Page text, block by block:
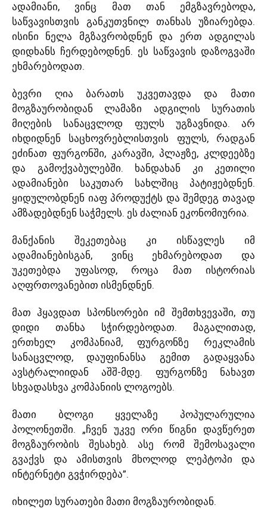
ადამიანი, ვინც მათ თან ემგზავრებოდა,
საწვავისთვის განკუთვნილ თანხას უზიარებდა.
ისინი ნელა მგზავრობდნენ და ერთ ადგილას
დიდხანს ჩერდებოდნენ. ეს საწვავის დაზოგვაში
ეხმარებოდათ.
ბევრი ღია ბარათს უკვეთავდა და მათი
მოგზაურობიდან ლამაზი ადგილის სურათის
მიღების სანაცვლოდ ფულს უგზავნიდა. არ
იხდიდნენ საცხოვრებლისთვის ფულს, რადგან
ეძინათ ფურგონში, კარავში, პლაჟზე, კლდეებზე
და გამოქვაბულებში. ხანდახან კი კეთილი
ადამიანები საკუთარ სახლშიც პატიჟებდნენ.
ყიდულობდნენ იაფ პროდუქტს და შემდეგ თავად
ამზადებდნენ საჭმელს. ეს ძალიან ეკონომიურია.
მანქანის შეკეთებაც კი ისწავლეს იმ
ადამიანებისგან, ვინც ეხმარებოდათ და
უკეთებდა უფასოდ, როცა მათ ისტორიას
აღფრთოვანებით ისმენდნენ.
მათ ჰყავდათ სპონსორები იმ შემთხვევაში, თუ
დიდი თანხა სჭირდებოდათ. მაგალითად,
ერთხელ კომპანიამ, ფურგონზე რეკლამის
სანაცვლოდ, დაუფინანსა გემით გადაყვანა
ავსტრალიიდან აშშ-მდე. ფურგონზე ნახავთ
სხვადასხვა კომპანიის ლოგოებს.
მათი ბლოგი ყველაზე პოპულარულია
პოლონეთში. „ჩვენ უკვე ორი წიგნი დავწერეთ
მოგზაურობის შესახებ. ასე რომ შემოსავალი
გვაქვს და ამისთვის მხოლოდ ლეპტოპი და
ინტერნეტი გვჭირდება”.
იხილეთ სურათები მათი მოგზაურობიდან.